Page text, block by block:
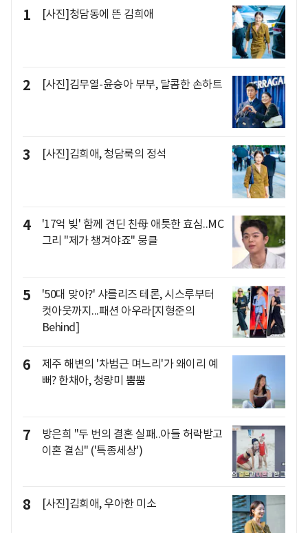
1 [사진]청담동에 뜬 김희애
2 [사진]김무열-윤승아 부부, 달콤한 손하트
3 [사진]김희애, 청담룩의 정석
4
'17억 빚' 함께 견딘 친母 애틋한 효심..MC
그리 "제가 챙겨야죠" 뭉클
5
'50대 맞아?' 샤를리즈 테론, 시스루부터
컷아웃까지...패션 아우라[지형준의
Behind]
6
제주 해변의 '차범근 며느리'가 왜이리 예
뻐? 한채아, 청량미 뿜뿜
7
방은희 "두 번의 결혼 실패..아들 허락받고
이혼 결심" ('특종세상')
8 [사진]김희애, 우아한 미소